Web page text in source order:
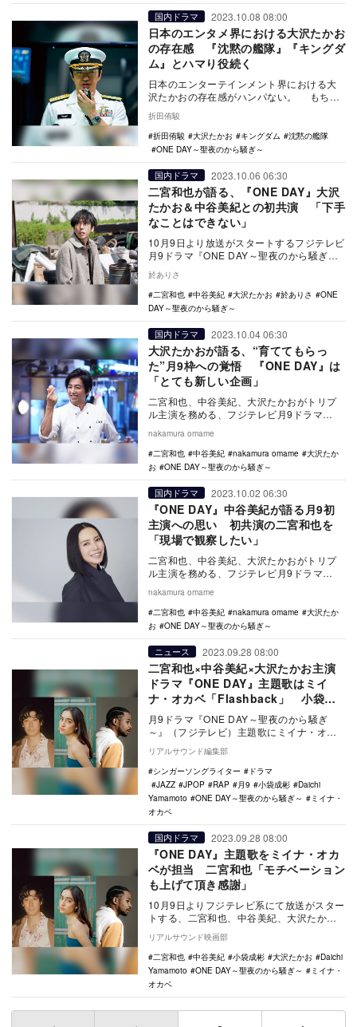
国内ドラマ 2023.10.08 08:00
日本のエンタメ界における大沢たかお
の存在感 『沈黙の艦隊』『キングダ
ム』とハマり役続く
日本のエンターテインメント界における大
沢たかおの存在感がハンパない。 もちろ
い。30年近…
折田侑駿
折田侑駿
大沢たかお キングダム
沈黙の艦隊
ONE DAY～聖夜のから騒ぎ～
国内ドラマ 2023.10.06 06:30
二宮和也が語る、『ONE DAY』大沢
たかお＆中谷美紀との初共演 「下手
なことはできない」
10月9日より放送がスタートするフジテレビ
月9ドラマ『ONE DAY～聖夜のから騒ぎ
スイブ…
於ありさ
二宮和也
中谷美紀 大沢たかお 於ありさ
ONE
DAY～聖夜のから騒ぎ～
国内ドラマ 2023.10.04 06:30
大沢たかおが語る、“育ててもらっ
た”月9枠への覚悟 『ONE DAY』は
「とても新しい企画」
二宮和也、中谷美紀、大沢たかおがトリプ
ル主演を務める、フジテレビ月9ドラマ
は、人々が思…
nakamura omame
二宮和也
中谷美紀 nakamura omame
大沢たか
お
ONE DAY～聖夜のから騒ぎ～
国内ドラマ 2023.10.02 06:30
『ONE DAY』中谷美紀が語る月9初
主演への思い 初共演の二宮和也を
「現場で観察したい」
二宮和也、中谷美紀、大沢たかおがトリプ
ル主演を務める、フジテレビ月9ドラマ
は、人々が思…
nakamura omame
二宮和也
中谷美紀 nakamura omame
大沢たか
お
ONE DAY～聖夜のから騒ぎ～
ニュース 2023.09.28 08:00
二宮和也×中谷美紀×大沢たかお主演
ドラマ『ONE DAY』主題歌はミイ
ナ・オカベ「Flashback」 小袋成
彬＆Daichi Yamamoto参加
月9ドラマ『ONE DAY～聖夜のから騒ぎ
～』（フジテレビ）主題歌にミイナ・オカ
ベの新曲「Flashback feat. Dai…
リアルサウンド編集部
シンガーソングライター
ドラマ
JAZZ
JPOP RAP 月9 小袋成彬
Daichi
Yamamoto
ONE DAY～聖夜のから騒ぎ～
ミイナ・
オカベ
国内ドラマ 2023.09.28 08:00
『ONE DAY』主題歌をミイナ・オカ
ベが担当 二宮和也「モチベーション
も上げて頂き感謝」
10月9日よりフジテレビ系にて放送がスター
トする、二宮和也、中谷美紀、大沢たかお
がトリプル主演を務める月9ドラマ『ONE
DAY…
リアルサウンド映画部
二宮和也
中谷美紀 小袋成彬 大沢たかお
Daichi
Yamamoto
ONE DAY～聖夜のから騒ぎ～
ミイナ・
オカベ